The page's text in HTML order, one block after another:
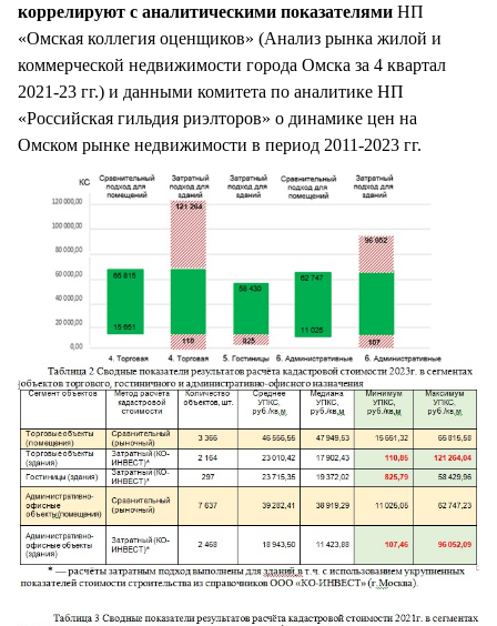
коррелируют с аналитическими показателями НП
«Омская коллегия оценщиков» (Анализ рынка жилой и
коммерческой недвижимости города Омска за 4 квартал
2021-23 гг.) и данными комитета по аналитике НП
«Российская гильдия риэлторов» о динамике цен на
Омском рынке недвижимости в период 2011-2023 гг.